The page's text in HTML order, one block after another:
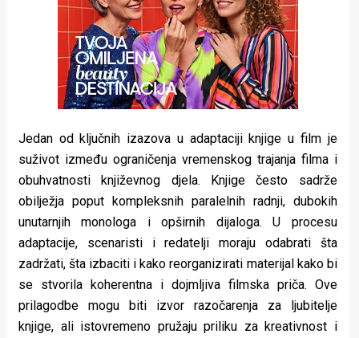
Jedan od ključnih izazova u adaptaciji knjige u film je
suživot između ograničenja vremenskog trajanja filma i
obuhvatnosti književnog djela. Knjige često sadrže
obilježja poput kompleksnih paralelnih radnji, dubokih
unutarnjih monologa i opširnih dijaloga. U procesu
adaptacije, scenaristi i redatelji moraju odabrati šta
zadržati, šta izbaciti i kako reorganizirati materijal kako bi
se stvorila koherentna i dojmljiva filmska priča. Ove
prilagodbe mogu biti izvor razočarenja za ljubitelje
knjige, ali istovremeno pružaju priliku za kreativnost i